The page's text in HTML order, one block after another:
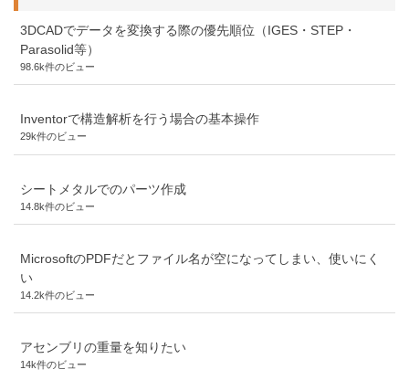
3DCADでデータを変換する際の優先順位（IGES・STEP・
Parasolid等）
98.6k件のビュー
Inventorで構造解析を行う場合の基本操作
29k件のビュー
シートメタルでのパーツ作成
14.8k件のビュー
MicrosoftのPDFだとファイル名が空になってしまい、使いにく
い
14.2k件のビュー
アセンブリの重量を知りたい
14k件のビュー